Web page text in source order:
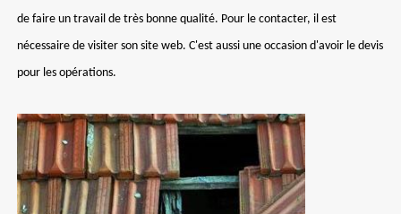
de faire un travail de très bonne qualité. Pour le contacter, il est
nécessaire de visiter son site web. C'est aussi une occasion d'avoir le devis
pour les opérations.